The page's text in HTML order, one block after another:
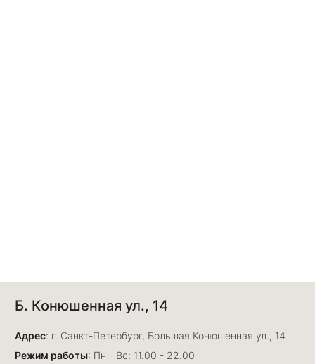
Б. Конюшенная ул., 14
Адрес: г. Санкт-Петербург, Большая Конюшенная ул., 14
Режим работы: Пн - Вс: 11.00 - 22.00